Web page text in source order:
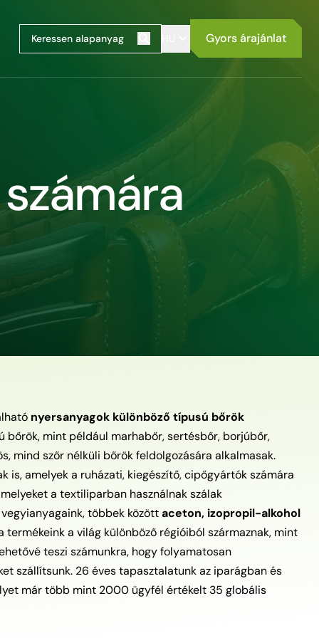
Gyors árajánlat
nyersanyagok különböző típusú bőrök
bőrök, mint például marhabőr, sertésbőr, borjúbőr,
mind szőr nélküli bőrök feldolgozására alkalmasak.
is, amelyek a ruházati, kiegészítő, cipőgyártók számára
a textiliparban használnak szálak
többek közöttaceton, izopropil-alkohol
termékeink a világ különböző régióiból származnak, mint
teszi számunkra, hogy folyamatosan
szállítsunk. 26 éves tapasztalatunk az iparágban és
már több mint 2000 ügyfél értékelt 35 globális